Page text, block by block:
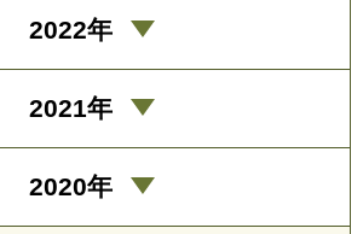
2022年
2021年
2020年